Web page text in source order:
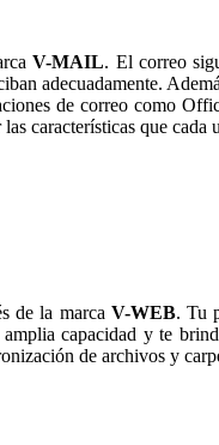
V-MAIL. El correo
adecuadamente.
de correo como
características que cada
de la marca V-WEB. Tu
capacidad y te
de archivos y